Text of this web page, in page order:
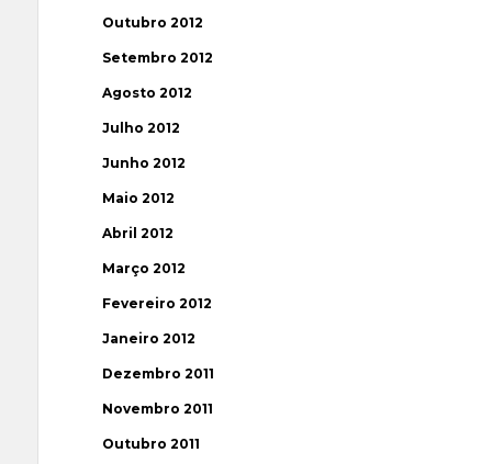
Outubro 2012
Setembro 2012
Agosto 2012
Julho 2012
Junho 2012
Maio 2012
Abril 2012
Março 2012
Fevereiro 2012
Janeiro 2012
Dezembro 2011
Novembro 2011
Outubro 2011